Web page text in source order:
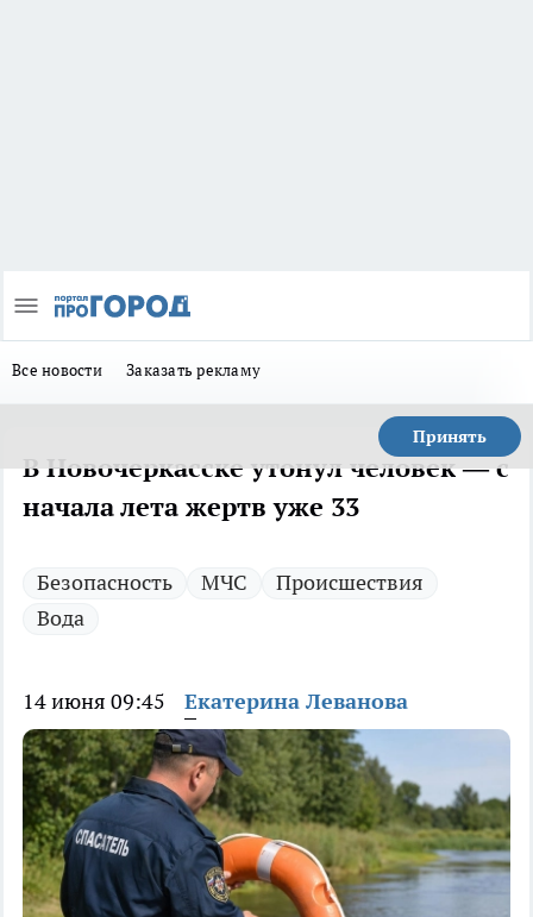
Все новости Заказать рекламу
Принять
В Новочеркасске утонул человек — с
начала лета жертв уже 33
Безопасность МЧС
Происшествия
Вода
14 июня 09:45 Екатерина Леванова